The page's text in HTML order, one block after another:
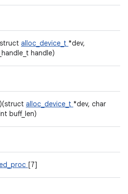
alloc_device_t *dev,
handle)
)(struct alloc_device_t *dev, char
buff_len)
[7]